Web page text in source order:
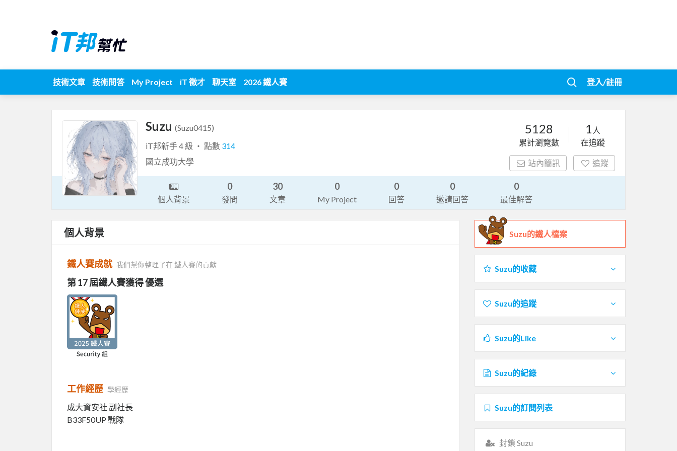
技術文章 技術問答 My Project iT 徵才 聊天室 2026 鐵人賽 登入/註冊
Suzu (Suzu0415)
iT邦新手 4 級 ‧ 點數 314
國立成功大學
5128
累計瀏覽數
1 人
在追蹤
站內簡訊 追蹤
個人背景
0
發問
30
文章
0
My Project
0
回答
0
邀請回答
0
最佳解答
個人背景
鐵人賽成就 我們幫你整理了在 鐵人賽的貢獻
第 17 屆鐵人賽獲得 優選
工作經歷 學經歷
成大資安社 副社長
B33F50UP 戰隊
Suzu的鐵人檔案
Suzu的收藏
Suzu的追蹤
Suzu的Like
Suzu的紀錄
Suzu的訂閱列表
封鎖 Suzu